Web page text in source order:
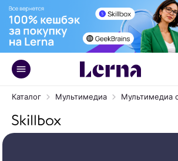
Каталог Мультимедиа Мультимедиа